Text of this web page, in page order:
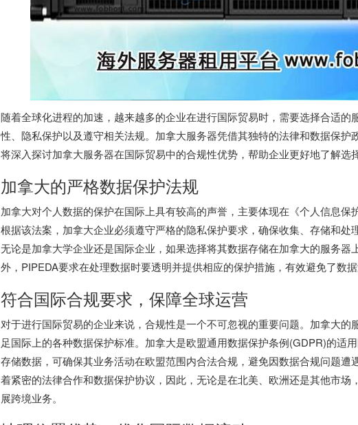
随着全球化进程的加速，越来越多的企业在进行国际贸易时，需要选择合适的
性、隐私保护以及遵守相关法规。加拿大服务器凭借其独特的法律和数据保护
将深入探讨加拿大服务器在国际贸易中的合规性优势，帮助企业更好地了解选
加拿大的严格数据保护法规
加拿大对个人数据的保护在国际上具有较高的声誉，主要体现在《个人信息保
根据该法案，加拿大企业必须遵守严格的隐私保护要求，确保收集、存储和处
无论是加拿大学企业还是国际企业，如果选择将其数据存储在加拿大的服务器
外，PIPEDA要求在处理数据时要透明并提供相应的保护措施，有效避免了数据
符合国际合规要求，保障全球运营
对于进行国际贸易的企业来说，合规性是一个不可忽视的重要问题。加拿大
足国际上的各种数据保护标准。加拿大是欧盟通用数据保护条例(GDPR)的适
存储数据，可确保其业务活动在欧盟范围内合法合规，避免因数据合规问题遭
着紧密的法律合作和数据保护协议，因此，无论是在北美、欧洲还是其他市场
展跨境业务。